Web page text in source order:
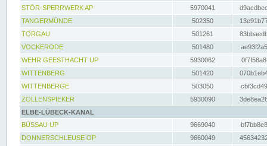
STÖR-SPERRWERK AP 5970041
TANGERMÜNDE
502350
TORGAU
501261
VOCKERODE
501480
WEHR GEESTHACHT UP
5930062
WITTENBERG
501420
WITTENBERGE
503050
ZOLLENSPIEKER
5930090
ELBE-LÜBECK-KANAL
BÜSSAU UP
9669040
DONNERSCHLEUSE OP
9660049